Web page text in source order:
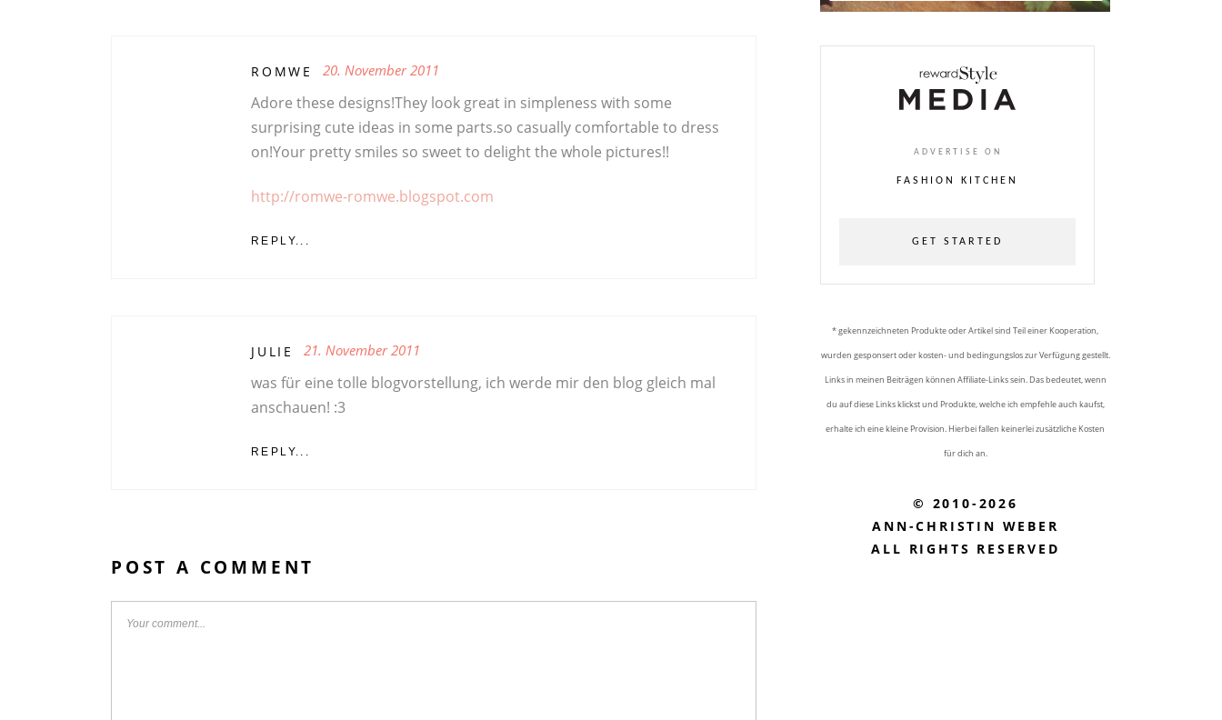
ROMWE 20. November 2011
Adore these designs!They look great in simpleness with some
surprising cute ideas in some parts.so casually comfortable to dress
on!Your pretty smiles so sweet to delight the whole pictures!!
http://romwe-romwe.blogspot.com
REPLY...
JULIE 21. November 2011
was für eine tolle blogvorstellung, ich werde mir den blog gleich mal
anschauen! :3
REPLY...
POST A COMMENT
ADVERTISE ON
FASHION KITCHEN
GET STARTED
* gekennzeichneten Produkte oder Artikel sind Teil einer Kooperation,
wurden gesponsert oder kosten- und bedingungslos zur Verfügung gestellt.
Links in meinen Beiträgen können Affiliate-Links sein. Das bedeutet, wenn
du auf diese Links klickst und Produkte, welche ich empfehle auch kaufst,
erhalte ich eine kleine Provision. Hierbei fallen keinerlei zusätzliche Kosten
für dich an.
© 2010-2026
ANN-CHRISTIN WEBER
ALL RIGHTS RESERVED